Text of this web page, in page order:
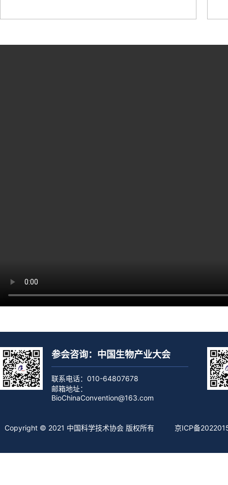
参会咨询：中国生物产业大会
联系电话：010-64807678
邮箱地址：
BioChinaConvention@163.com
Copyright © 2021 中国科学技术协会 版权所有 京ICP备